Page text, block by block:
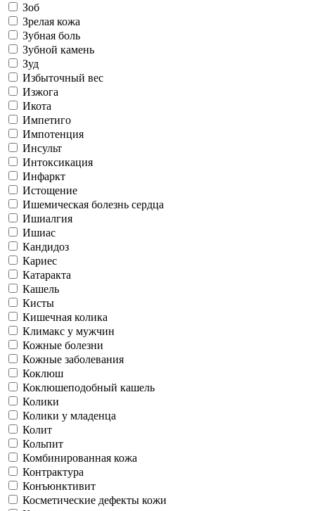
Зоб
Зрелая кожа
Зубная боль
Зубной камень
Зуд
Избыточный вес
Изжога
Икота
Импетиго
Импотенция
Инсульт
Интоксикация
Инфаркт
Истощение
Ишемическая болезнь сердца
Ишиалгия
Ишиас
Кандидоз
Кариес
Катаракта
Кашель
Кисты
Кишечная колика
Климакс у мужчин
Кожные болезни
Кожные заболевания
Коклюш
Коклюшеподобный кашель
Колики
Колики у младенца
Колит
Кольпит
Комбинированная кожа
Контрактура
Конъюнктивит
Косметические дефекты кожи